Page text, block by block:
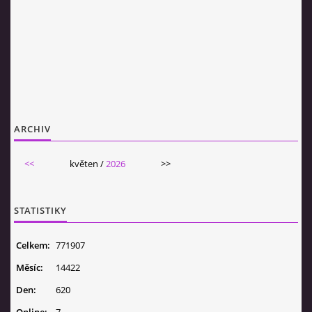
ARCHIV
<< květen /2026 >>
STATISTIKY
Celkem: 771907
Měsíc:
14422
Den:
620